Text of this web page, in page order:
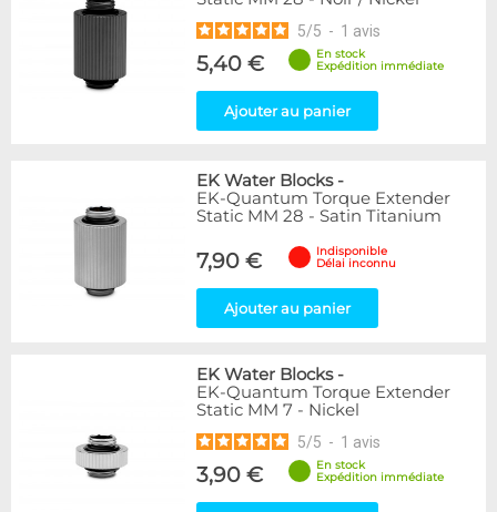
5/5 - 1 avis
5,40 €
En stock
Expédition immédiate
Ajouter au panier
EK Water Blocks-
EK-Quantum Torque Extender
Static MM 28 - Satin Titanium
7,90 €
Indisponible
Délai inconnu
Ajouter au panier
EK Water Blocks-
EK-Quantum Torque Extender
Static MM 7 - Nickel
5/5 - 1 avis
3,90 €
En stock
Expédition immédiate